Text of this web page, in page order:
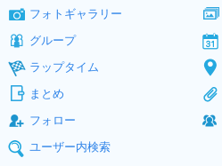
フォトギャラリー
グループ
ラップタイム
まとめ
フォロー
ユーザー内検索